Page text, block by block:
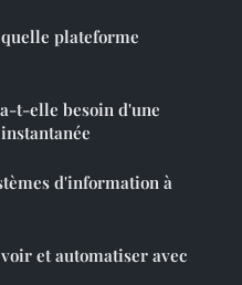
plateforme
t-elle besoin d'une
d'information à
et automatiser avec